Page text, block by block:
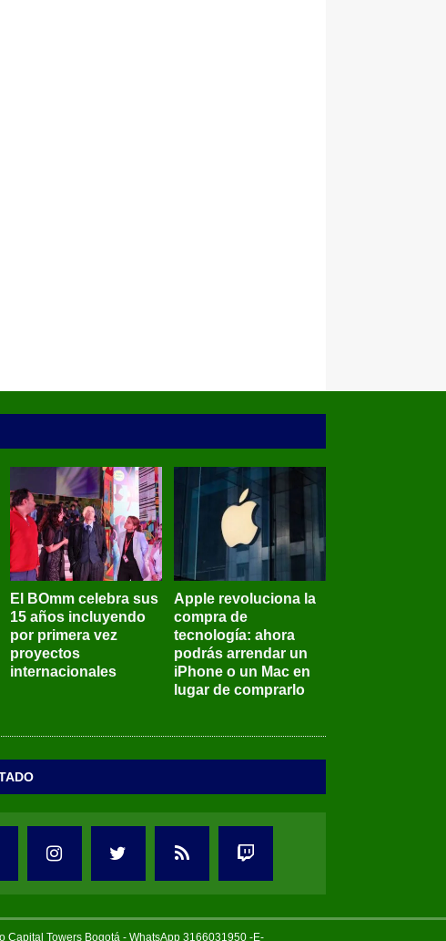
El BOmm celebra sus
15 años incluyendo
por primera vez
proyectos
internacionales
Apple revoluciona la
compra de
tecnología: ahora
podrás arrendar un
iPhone o un Mac en
lugar de comprarlo
Capital Towers Bogotá - WhatsApp 3166031950 -E-